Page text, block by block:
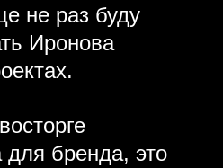
не раз буду
Иронова
для бренда, это